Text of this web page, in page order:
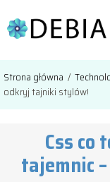
Strona główna /
odkryj tajniki stylów!
Css co
tajemnic